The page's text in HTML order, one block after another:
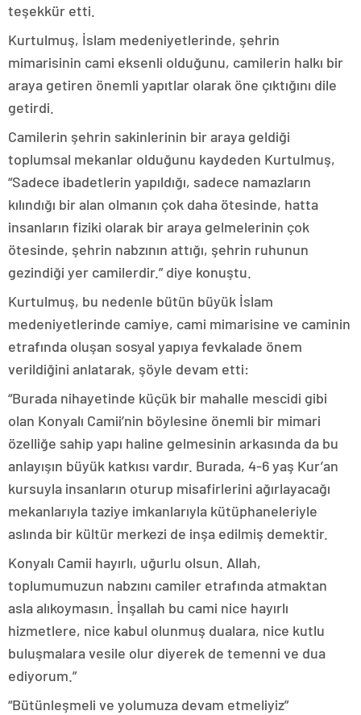
teşekkür etti.
Kurtulmuş, İslam medeniyetlerinde, şehrin
mimarisinin cami eksenli olduğunu, camilerin halkı bir
araya getiren önemli yapıtlar olarak öne çıktığını dile
getirdi.
Camilerin şehrin sakinlerinin bir araya geldiği
toplumsal mekanlar olduğunu kaydeden Kurtulmuş,
“Sadece ibadetlerin yapıldığı, sadece namazların
kılındığı bir alan olmanın çok daha ötesinde, hatta
insanların fiziki olarak bir araya gelmelerinin çok
ötesinde, şehrin nabzının attığı, şehrin ruhunun
gezindiği yer camilerdir.” diye konuştu.
Kurtulmuş, bu nedenle bütün büyük İslam
medeniyetlerinde camiye, cami mimarisine ve caminin
etrafında oluşan sosyal yapıya fevkalade önem
verildiğini anlatarak, şöyle devam etti:
“Burada nihayetinde küçük bir mahalle mescidi gibi
olan Konyalı Camii’nin böylesine önemli bir mimari
özelliğe sahip yapı haline gelmesinin arkasında da bu
anlayışın büyük katkısı vardır. Burada, 4-6 yaş Kur’an
kursuyla insanların oturup misafirlerini ağırlayacağı
mekanlarıyla taziye imkanlarıyla kütüphaneleriyle
aslında bir kültür merkezi de inşa edilmiş demektir.
Konyalı Camii hayırlı, uğurlu olsun. Allah,
toplumumuzun nabzını camiler etrafında atmaktan
asla alıkoymasın. İnşallah bu cami nice hayırlı
hizmetlere, nice kabul olunmuş dualara, nice kutlu
buluşmalara vesile olur diyerek de temenni ve dua
ediyorum.”
“Bütünleşmeli ve yolumuza devam etmeliyiz”